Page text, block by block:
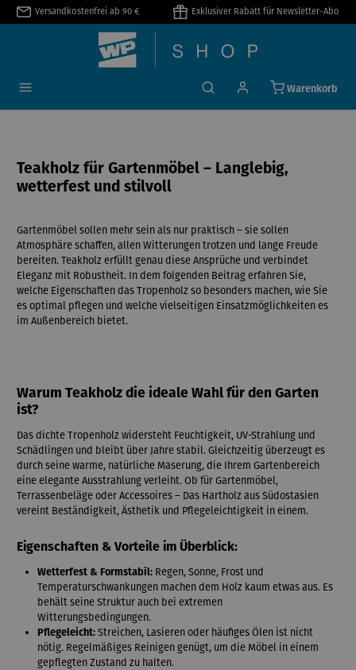
springen
Versandkostenfrei ab 90 € Exklusiver Rabatt für Newsletter-Abo
Warenkorb
Teakholz für Gartenmöbel – Langlebig,
wetterfest und stilvoll
Gartenmöbel sollen mehr sein als nur praktisch – sie sollen
Atmosphäre schaffen, allen Witterungen trotzen und lange Freude
bereiten. Teakholz erfüllt genau diese Ansprüche und verbindet
Eleganz mit Robustheit. In dem folgenden Beitrag erfahren Sie,
welche Eigenschaften das Tropenholz so besonders machen, wie Sie
es optimal pflegen und welche vielseitigen Einsatzmöglichkeiten es
im Außenbereich bietet.
Warum Teakholz die ideale Wahl für den Garten
ist?
Das dichte Tropenholz widersteht Feuchtigkeit, UV-Strahlung und
Schädlingen und bleibt über Jahre stabil. Gleichzeitig überzeugt es
durch seine warme, natürliche Maserung, die Ihrem Gartenbereich
eine elegante Ausstrahlung verleiht. Ob für Gartenmöbel,
Terrassenbeläge oder Accessoires – Das Hartholz aus Südostasien
vereint Beständigkeit, Ästhetik und Pflegeleichtigkeit in einem.
Eigenschaften & Vorteile im Überblick:
Wetterfest & Formstabil: Regen, Sonne, Frost und
Temperaturschwankungen machen dem Holz kaum etwas aus. Es
behält seine Struktur auch bei extremen
Witterungsbedingungen.
Pflegeleicht: Streichen, Lasieren oder häufiges Ölen ist nicht
nötig. Regelmäßiges Reinigen genügt, um die Möbel in einem
gepflegten Zustand zu halten.